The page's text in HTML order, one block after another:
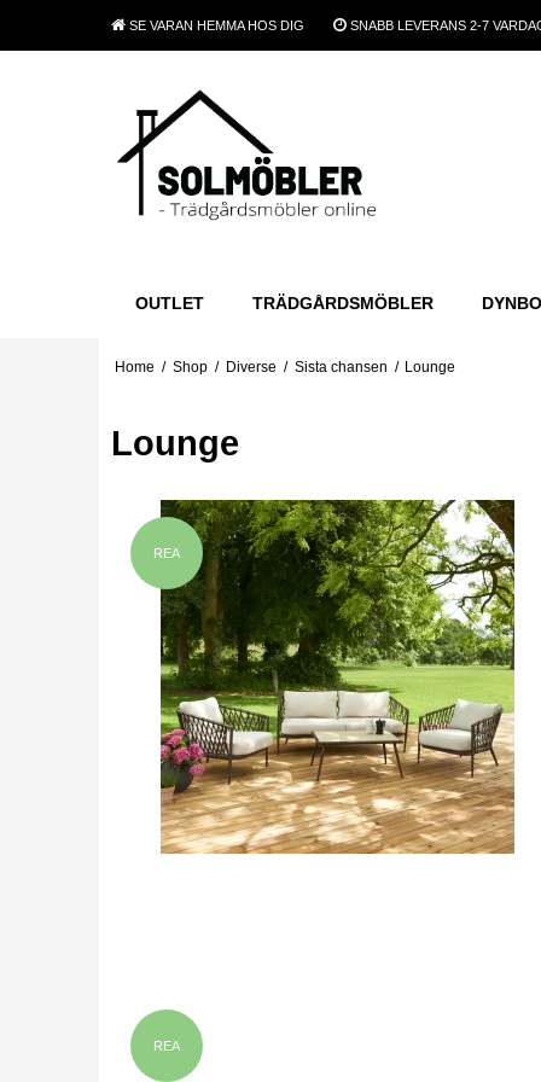
SE VARAN HEMMA HOS DIG SNABB LEVERANS 2-7
OUTLET TRÄDGÅRDSMÖBLER
Home / Shop / Diverse / Sista chansen / Lounge
Lounge
REA
REA